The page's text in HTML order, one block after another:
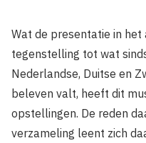
Wat de presentatie in
tegenstelling tot wat
Nederlandse, Duitse en
beleven valt, heeft dit
opstellingen. De reden
verzameling leent zich